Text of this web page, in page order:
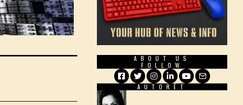
ABOUT US
FOLLOW
Facebook
TwitterInstagram
LinkedIn
YouTube
Email
AUTORËT